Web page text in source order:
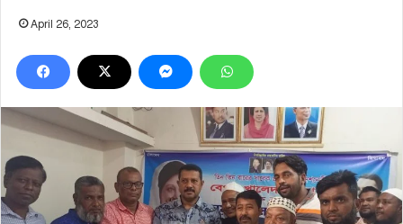
April 26, 2023